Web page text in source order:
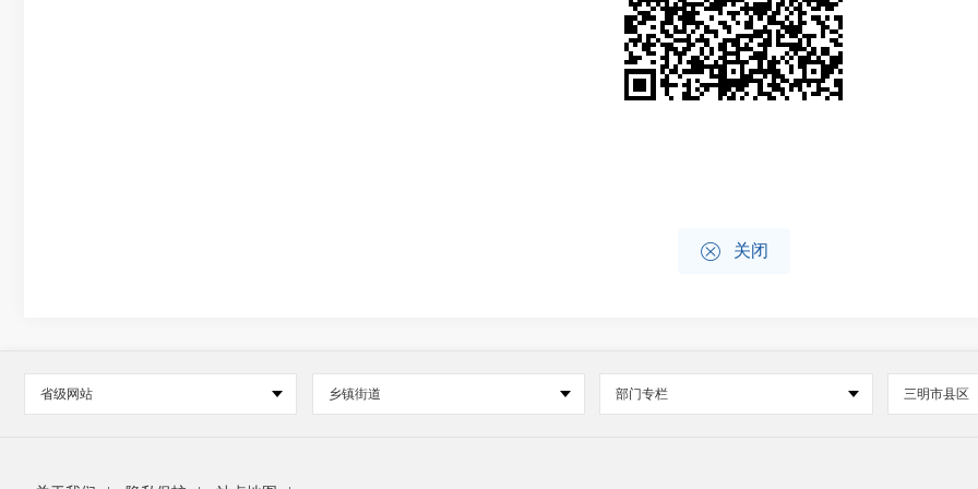
 关闭
省级网站 乡镇街道 部门专栏 三明市县区